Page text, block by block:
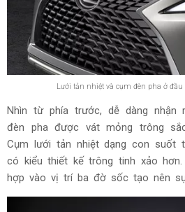
Lưới tản nhiệt và cụm đèn pha ở đầu
Nhìn từ phía trước, dễ dàng nhận
đèn pha được vát mỏng trông
Cụm lưới tản nhiệt dạng con suốt
có kiểu thiết kế trông tinh xảo
hợp vào vị trí ba đờ sốc tạo nên